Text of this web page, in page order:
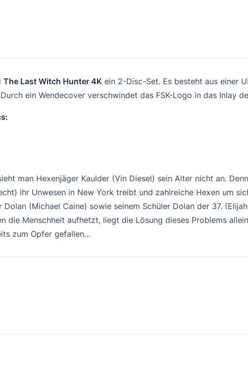
The Last Witch Hunter 4K ein 2-Disc-Set. Es besteht aus einer
ein Wendecover verschwindet das FSK-Logo in das Inlay
man Hexenjäger Kaulder (Vin Diesel) sein Alter nicht an.
ihr Unwesen in New York treibt und zahlreiche Hexen um
(Michael Caine) sowie seinem Schüler Dolan der 37.
die Menschheit aufhetzt, liegt die Lösung dieses Problems
zum Opfer gefallen…